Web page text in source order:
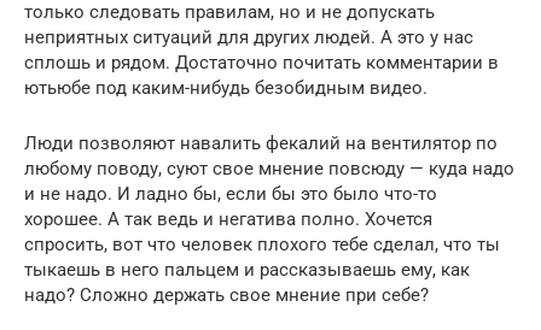
только следовать правилам, но и не допускать
неприятных ситуаций для других людей. А это у нас
сплошь и рядом. Достаточно почитать комментарии в
ютьюбе под каким-нибудь безобидным видео.
Люди позволяют навалить фекалий на вентилятор по
любому поводу, суют свое мнение повсюду — куда надо
и не надо. И ладно бы, если бы это было что-то
хорошее. А так ведь и негатива полно. Хочется
спросить, вот что человек плохого тебе сделал, что ты
тыкаешь в него пальцем и рассказываешь ему, как
надо? Сложно держать свое мнение при себе?